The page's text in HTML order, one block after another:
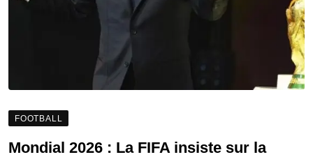
FOOTBALL
Mondial 2026 : La FIFA insiste sur la